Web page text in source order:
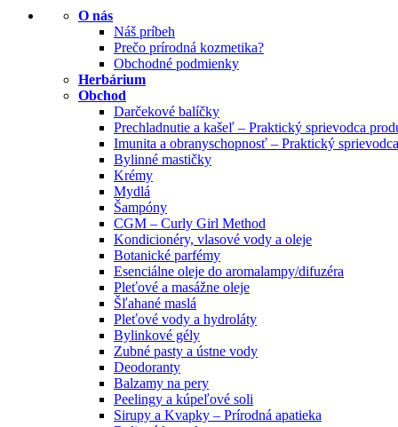
O nás
Náš príbeh
Prečo prírodná kozmetika?
Obchodné podmienky
Herbárium
Obchod
Darčekové balíčky
Prechladnutie a kašeľ – Praktický sprievodca
Imunita a obranyschopnosť – Praktický
Bylinné mastičky
Krémy
Mydlá
Šampóny
CGM – Curly Girl Method
Kondicionéry, vlasové vody a oleje
Botanické parfémy
Esenciálne oleje do aromalampy/difuzéra
Pleťové a masážne oleje
Šľahané maslá
Pleťové vody a hydroláty
Bylinkové gély
Zubné pasty a ústne vody
Deodoranty
Balzamy na pery
Peelingy a kúpeľové soli
Sirupy a Kvapky – Prírodná apatieka